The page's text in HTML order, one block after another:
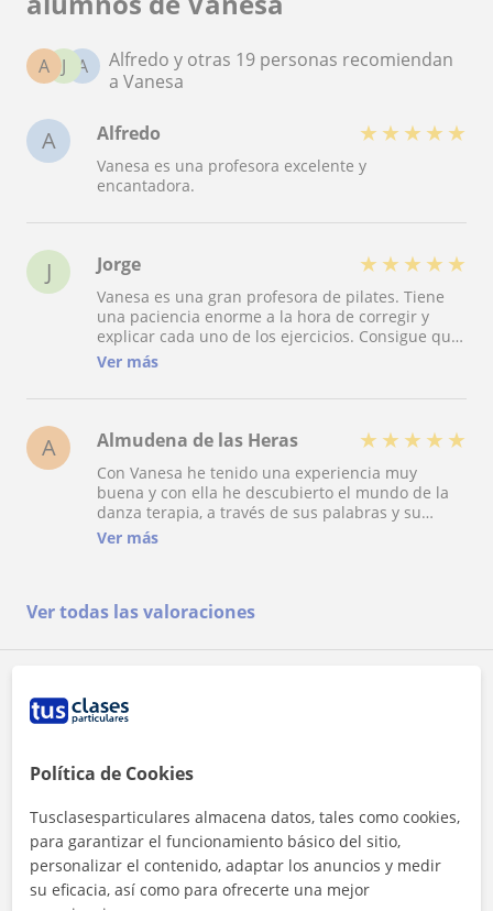
A
J
A
Alfredo y otras 19 personas recomiendan
a Vanesa
A Alfredo ★ ★ ★ ★ ★
Vanesa es una profesora excelente y
encantadora.
J Jorge ★ ★ ★ ★ ★
Vanesa es una gran profesora de pilates. Tiene
una paciencia enorme a la hora de corregir y
explicar cada uno de los ejercicios. Consigue que
las clases resulten amenas y que se te pase
y menos dolor en espalda. 100% recomendable!
Ver más
A Almudena de las Heras ★ ★ ★ ★ ★
Con Vanesa he tenido una experiencia muy
buena y con ella he descubierto el mundo de la
danza terapia, a través de sus palabras y su
presencia Muy recomendable ser conducido por
Ver más
Ver todas las valoraciones
Reconocimientos
¿Quieres saber más de Vanesa?
Política de Cookies
Tusclasesparticulares almacena datos, tales como cookies,
para garantizar el funcionamiento básico del sitio,
personalizar el contenido, adaptar los anuncios y medir
su eficacia, así como para ofrecerte una mejor